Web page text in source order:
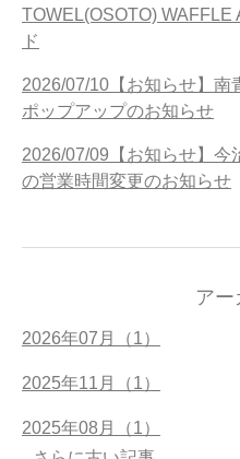
TOWEL(OSOTO)
ド
2026/07/10【お知らせ】
ポップアップのお知らせ
2026/07/09【お知らせ】
の営業時間変更のお知らせ
アー
2026年07月（1）
2025年11月（1）
2025年08月（1）